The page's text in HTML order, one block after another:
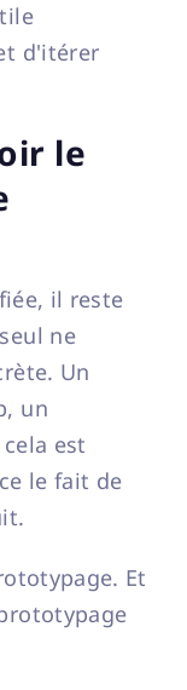
d'itérer
le
il reste
ne
Un
un
est
le fait de
Et